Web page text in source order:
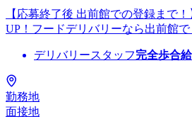
【応募終了後 出前館での登録まで
UP！フードデリバリーなら出前館で
デリバリースタッフ完全歩合給
勤務地
面接地